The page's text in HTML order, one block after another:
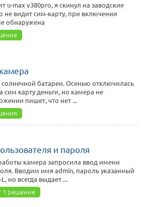
u-max v380pro, я скинул на заводские
не видит сим-карту, при включении
обнаружена
солнечной батареи. Осенью отключилась
сим карту деньги, но камера не
пишет, что нет ...
и пароля
камера запросила ввод имени
Вводим имя admin, пароль указанный
но всегда выдает ...
1 решение